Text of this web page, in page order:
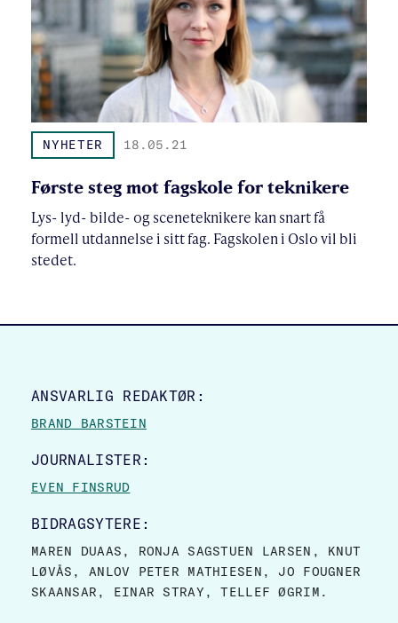
NYHETER 18.05.21
Første steg mot fagskole for teknikere
Lys- lyd- bilde- og sceneteknikere kan snart få
formell utdannelse i sitt fag. Fagskolen i Oslo vil bli
stedet.
SITE FOOTER
ANSVARLIG REDAKTØR:
BRAND BARSTEIN
JOURNALISTER:
EVEN FINSRUD
BIDRAGSYTERE:
MAREN DUAAS, RONJA SAGSTUEN LARSEN, KNUT
LØVÅS, ANLOV PETER MATHIESEN, JO FOUGNER
SKAANSAR, EINAR STRAY, TELLEF ØGRIM.